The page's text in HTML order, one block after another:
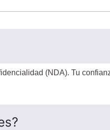
(NDA). Tu